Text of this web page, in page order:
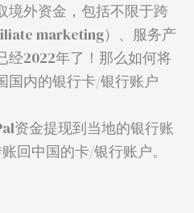
境外资金，包括不限于跨
marketing）、服务产
经2022年了！那么如何将
国内的银行卡/银行账户
资金提现到当地的银行账
回中国的卡/银行账户。